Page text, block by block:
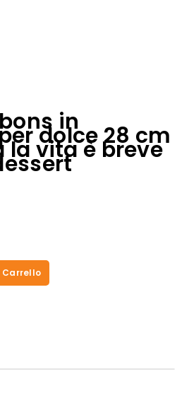
in
dolce 28 cm
vita è breve
Carrello